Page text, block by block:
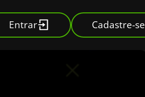
Entrar Cadastre-se